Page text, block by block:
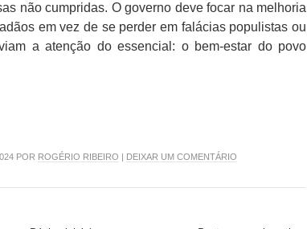
não cumpridas. O governo deve focar na melhoria
em vez de se perder em falácias populistas ou
a atenção do essencial: o bem-estar do povo
POR ROGÉRIO RIBEIRO | DEIXAR UM COMENTÁRIO